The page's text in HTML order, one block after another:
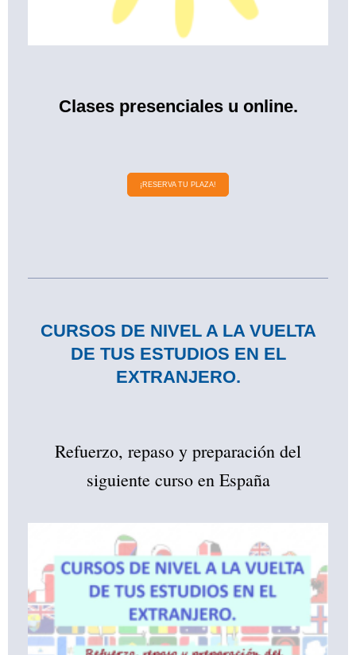
Clases presenciales u online.
¡RESERVA TU PLAZA!
CURSOS DE NIVEL A LA VUELTA
DE TUS ESTUDIOS EN EL
EXTRANJERO.
Refuerzo, repaso y preparación del
siguiente curso en España